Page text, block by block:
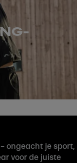
ongeacht je sport,
voor de juiste